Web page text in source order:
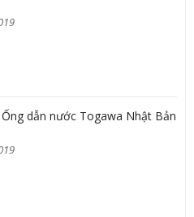
dẫn nước Togawa Nhật Bản